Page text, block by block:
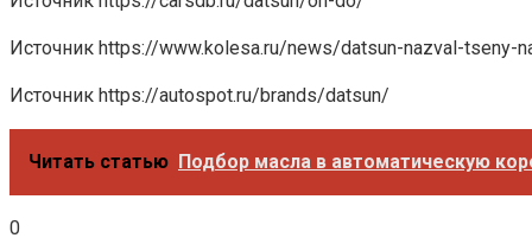
Источник https://www.kolesa.ru/news/datsun-nazval-tseny-
Источник https://autospot.ru/brands/datsun/
Читать статью Подбор масла в автоматическую
0